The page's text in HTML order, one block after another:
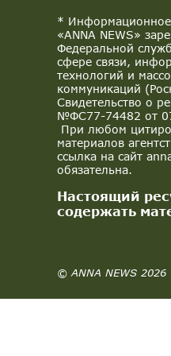
* Информационное
«ANNA NEWS»
Федеральной
сфере связи,
технологий и
коммуникаций
Свидетельство о
№ФС77-74482 от
При любом
материалов
ссылка на сайт
обязательна.
Настоящий
содержать
© ANNA NEWS 2026